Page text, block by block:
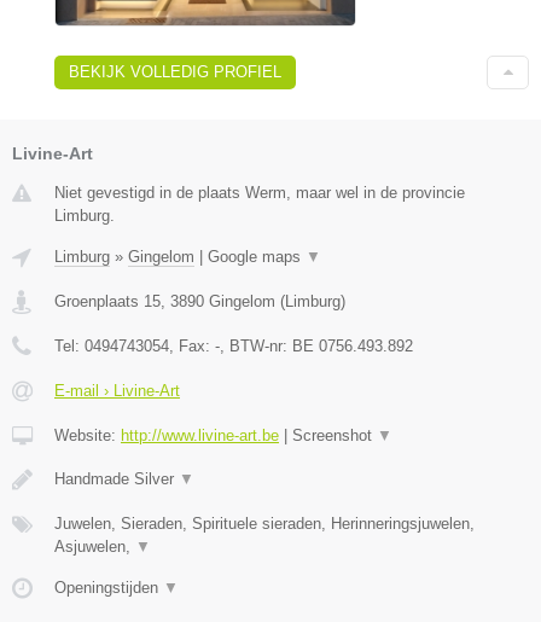
BEKIJK VOLLEDIG PROFIEL
Livine-Art
Niet gevestigd in de plaats Werm, maar wel in de provincie
Limburg.
Limburg » Gingelom Google maps ▼
Groenplaats 15, 3890 Gingelom (Limburg)
Tel: 0494743054, Fax: -, BTW-nr: BE 0756.493.892
E-mail › Livine-Art
Website: http://www.livine-art.be Screenshot ▼
Handmade Silver ▼
Juwelen, Sieraden, Spirituele sieraden, Herinneringsjuwelen,
Asjuwelen, ▼
Openingstijden ▼